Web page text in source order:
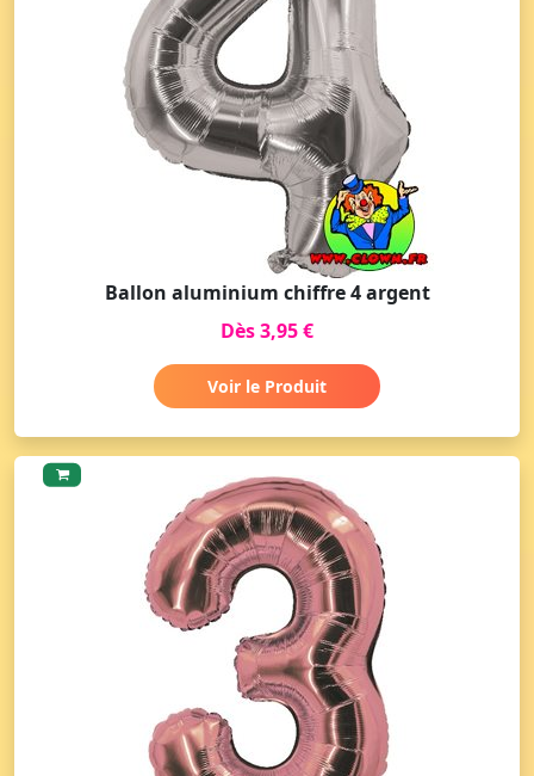
Ballon aluminium chiffre 4 argent
Dès 3,95 €
Voir le Produit